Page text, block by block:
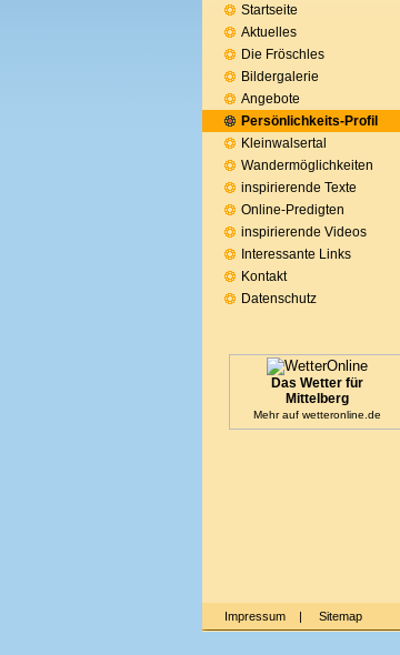
Startseite
Aktuelles
Die Fröschles
Bildergalerie
Angebote
Persönlichkeits-Profil
Kleinwalsertal
Wandermöglichkeiten
inspirierende Texte
Online-Predigten
inspirierende Videos
Interessante Links
Kontakt
Datenschutz
Das Wetter für
Mittelberg
Mehr auf wetteronline.de
Impressum | Sitemap